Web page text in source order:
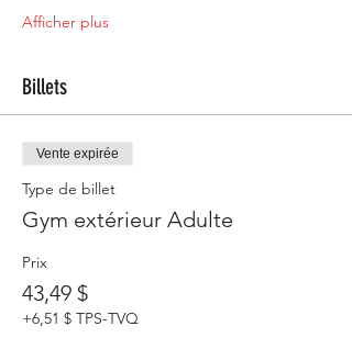
Afficher plus
Billets
Vente expirée
Type de billet
Gym extérieur Adulte
Prix
43,49 $
+6,51 $ TPS-TVQ